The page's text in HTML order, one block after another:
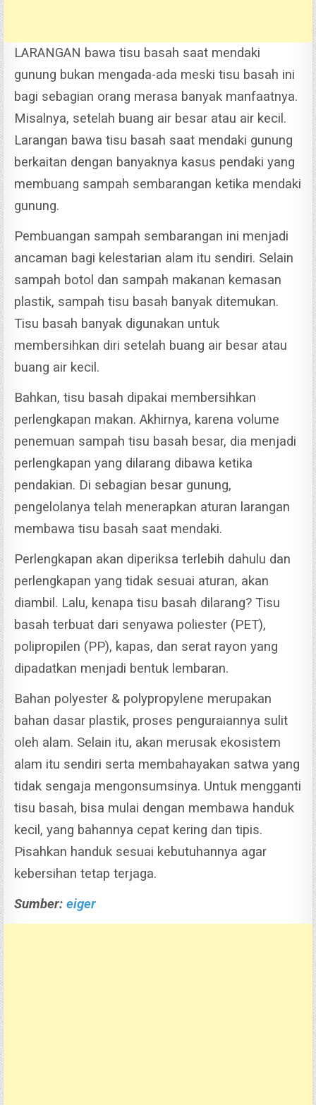
LARANGAN bawa tisu basah saat mendaki
gunung bukan mengada-ada meski tisu basah ini
bagi sebagian orang merasa banyak manfaatnya.
Misalnya, setelah buang air besar atau air kecil.
Larangan bawa tisu basah saat mendaki gunung
berkaitan dengan banyaknya kasus pendaki yang
membuang sampah sembarangan ketika mendaki
gunung.
Pembuangan sampah sembarangan ini menjadi
ancaman bagi kelestarian alam itu sendiri. Selain
sampah botol dan sampah makanan kemasan
plastik, sampah tisu basah banyak ditemukan.
Tisu basah banyak digunakan untuk
membersihkan diri setelah buang air besar atau
buang air kecil.
Bahkan, tisu basah dipakai membersihkan
perlengkapan makan. Akhirnya, karena volume
penemuan sampah tisu basah besar, dia menjadi
perlengkapan yang dilarang dibawa ketika
pendakian. Di sebagian besar gunung,
pengelolanya telah menerapkan aturan larangan
membawa tisu basah saat mendaki.
Perlengkapan akan diperiksa terlebih dahulu dan
perlengkapan yang tidak sesuai aturan, akan
diambil. Lalu, kenapa tisu basah dilarang?Tisu
basah terbuat dari senyawa poliester (PET),
polipropilen (PP), kapas, dan serat rayon yang
dipadatkan menjadi bentuk lembaran.
Bahan polyester & polypropylene merupakan
bahan dasar plastik, proses penguraiannya sulit
oleh alam. Selain itu, akan merusak ekosistem
alam itu sendiri serta membahayakan satwa yang
tidak sengaja mengonsumsinya. Untuk mengganti
tisu basah, bisa mulai dengan membawa handuk
kecil, yang bahannya cepat kering dan tipis.
Pisahkan handuk sesuai kebutuhannya agar
kebersihan tetap terjaga.
Sumber:eiger